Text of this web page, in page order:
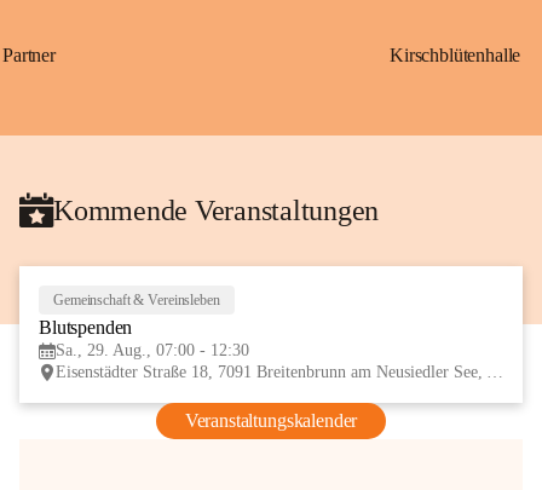
Partner Kirschblütenhalle
Kommende Veranstaltungen
Gemeinschaft & Vereinsleben
Blutspenden
Sa., 29. Aug., 07:00 - 12:30
Eisenstädter Straße 18, 7091 Breitenbrunn am Neusiedler See, AUT
Veranstaltungskalender